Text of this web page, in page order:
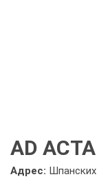
AD
Адрес: Шпанских